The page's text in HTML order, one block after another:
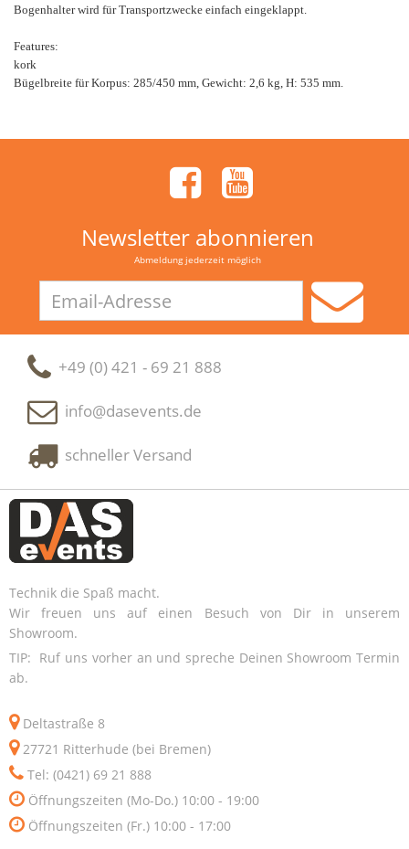
Bogenhalter wird für Transportzwecke einfach eingeklappt.
Features:
kork
Bügelbreite für Korpus: 285/450 mm, Gewicht: 2,6 kg, H: 535 mm.
Newsletter abonnieren
Abmeldung jederzeit möglich
Adresse
+49 (0) 421 - 69 21 888
info@dasevents.de
schneller Versand
Technik die Spaß macht.
Wir freuen uns auf einen Besuch von Dir in unserem
Showroom.
TIP: Ruf uns vorher an und spreche Deinen Showroom Termin
ab.
Deltastraße 8
27721 Ritterhude (bei Bremen)
Tel: (0421) 69 21 888
Öffnungszeiten (Mo-Do.) 10:00 - 19:00
Öffnungszeiten (Fr.) 10:00 - 17:00